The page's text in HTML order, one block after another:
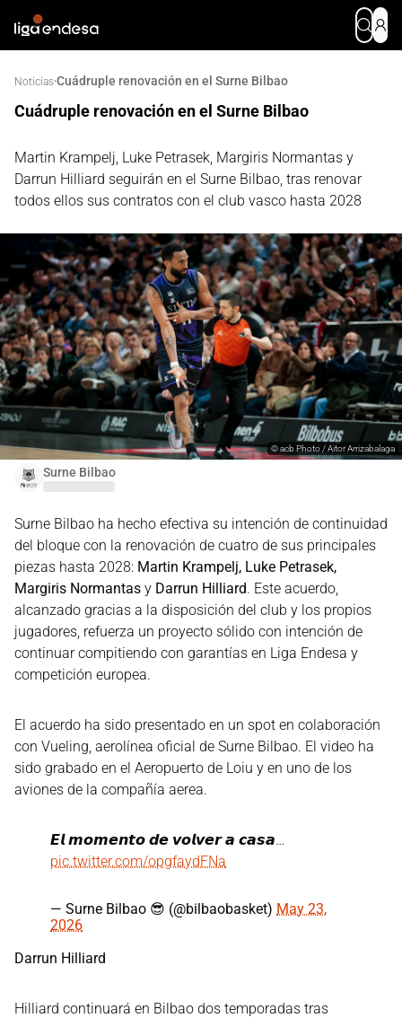
Noticias·Cuádruple renovación en el Surne Bilbao
Cuádruple renovación en el Surne Bilbao
Martin Krampelj, Luke Petrasek, Margiris Normantas y
Darrun Hilliard seguirán en el Surne Bilbao, tras renovar
todos ellos sus contratos con el club vasco hasta 2028
Surne Bilbao
©acb Photo / Aitor Arrizabalaga
Surne Bilbao ha hecho efectiva su intención de continuidad
del bloque con la renovación de cuatro de sus principales
piezas hasta 2028: Martin Krampelj, Luke Petrasek,
Margiris Normantas y Darrun Hilliard. Este acuerdo,
alcanzado gracias a la disposición del club y los propios
jugadores, refuerza un proyecto sólido con intención de
continuar compitiendo con garantías en Liga Endesa y
competición europea.
El acuerdo ha sido presentado en un spot en colaboración
con Vueling, aerolínea oficial de Surne Bilbao. El video ha
sido grabado en el Aeropuerto de Loiu y en uno de los
aviones de la compañía aerea.
𝙀𝙡 𝙢𝙤𝙢𝙚𝙣𝙩𝙤 𝙙𝙚 𝙫𝙤𝙡𝙫𝙚𝙧 𝙖 𝙘𝙖𝙨𝙖…
pic.twitter.com/opgfaydFNa
— Surne Bilbao 😎 (@bilbaobasket) May 23,
2026
Darrun Hilliard
Hilliard continuará en Bilbao dos temporadas tras